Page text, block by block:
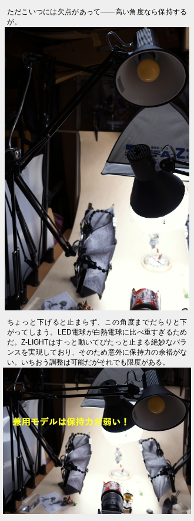
ただこいつには欠点があって――高い角度なら保持する
が。
ちょっと下げると止まらず、この角度までだらりと下
がってしまう。LED電球が白熱電球に比べ重すぎるため
だ。Z-LIGHTはすっと動いてぴたっと止まる絶妙なバラ
ンスを実現しており、そのため意外に保持力の余裕がな
い。いちおう調整は可能だがそれでも限度がある。